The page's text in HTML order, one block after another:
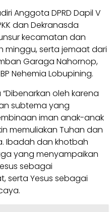
Anggota DPRD Dapil V
dan Dekranasda
kecamatan dan
minggu, serta jemaat dari
Garaga Nahornop,
Nehemia Lobupining.
oleh karena
subtema yang
iman anak-anak
memuliakan Tuhan dan
Ibadah dan khotbah
yang menyampaikan
sebagai
serta Yesus sebagai